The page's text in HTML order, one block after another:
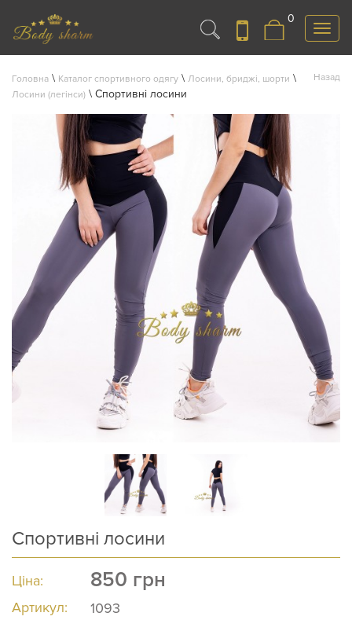
Меню
0
Назад
Головна \ Каталог спортивного одягу \ Лосини, бриджі, шорти \
Лосини (легінси) \ Спортивні лосини
Спортивні лосини
Ціна: 850 грн
Артикул:
1093